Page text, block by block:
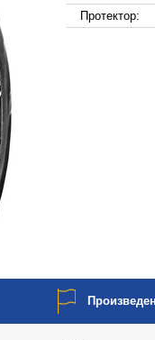
Протектор: